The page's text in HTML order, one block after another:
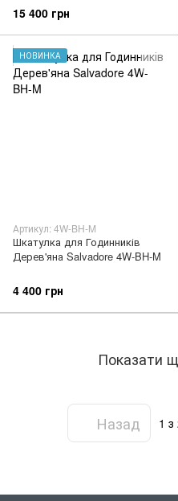
15 400 грн
НОВИНКА
Артикул: 4W-BH-M
Шкатулка для Годинників
Дерев'яна Salvadore 4W-BH-M
4 400 грн
Показати
Назад 1 з